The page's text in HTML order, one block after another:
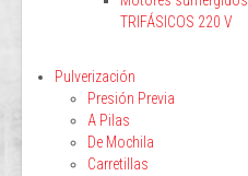
TRIFÁSICOS 220 V
Pulverización
Presión Previa
A Pilas
De Mochila
Carretillas